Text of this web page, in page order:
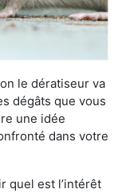
le dératiseur va
dégâts que vous
une idée
dans votre
quel est l’intérêt